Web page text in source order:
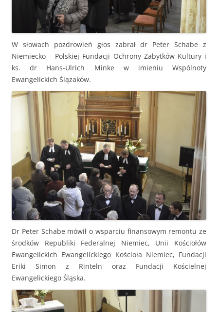
W słowach pozdrowień głos zabrał dr Peter Schabe z
Niemiecko – Polskiej Fundacji Ochrony Zabytków Kultury i
ks. dr Hans-Ulrich Minke w imieniu Wspólnoty
Ewangelickich Ślązaków.
Dr Peter Schabe mówił o wsparciu finansowym remontu ze
środków Republiki Federalnej Niemiec, Unii Kościołów
Ewangelickich Ewangelickiego Kościoła Niemiec, Fundacji
Eriki Simon z Rinteln oraz Fundacji Kościelnej
Ewangelickiego Śląska.